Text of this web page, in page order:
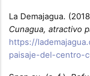
La Demajagua.
Cunagua, atractivo
https://
paisaje-del-centro-